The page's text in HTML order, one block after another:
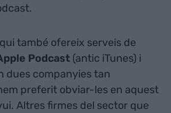
també ofereix serveis de
Podcast (antic iTunes) i
dues companyies tan
preferit obviar-les en aquest
Altres firmes del sector que